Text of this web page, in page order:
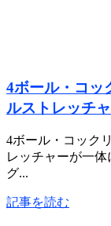
4ボール・コ
ルストレッチャ
4ボール・コック
レッチャーが一
グ...
記事を読む